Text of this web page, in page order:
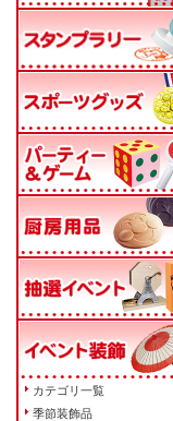
カテゴリ一覧
季節装飾品